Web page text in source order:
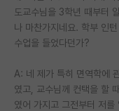
도교수님을 3학년 때부터
나 마찬가지네요. 학부 인
수업을 들었다던가?
A: 네 제가 특히 면역학에
였고, 교수님께 컨택을 할
였어 가지고 그전부터 저